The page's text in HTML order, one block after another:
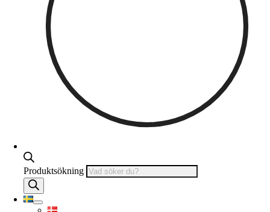
Produktsökning